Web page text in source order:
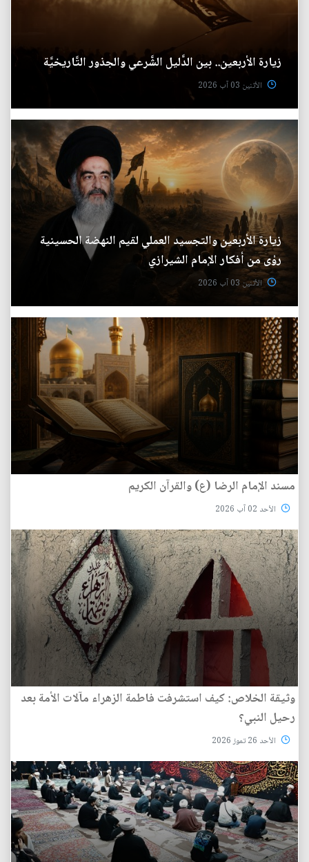
زيارة الأربعين.. بين الدَّليل الشَّرعي والجذور التَّاريخيَّة
الأثنين 03 آب 2026
زيارة الأربعين والتجسيد العملي لقيم النهضة الحسينية
رؤى من أفكار الإمام الشيرازي
الأثنين 03 آب 2026
مسند الإمام الرضا (ع) والقرآن الكريم
الأحد 02 آب 2026
وثيقة الخلاص: كيف استشرفت فاطمة الزهراء مآلات الأمة بعد
رحيل النبي؟
الأحد 26 تموز 2026